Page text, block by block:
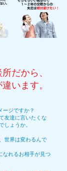
だから、
います。
ージですか？
友達に言いたくな
しょうか。
世界は変わるんで
なれるお相手が見つ